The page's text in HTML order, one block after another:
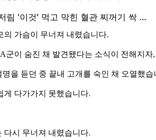
가슴이 무너져 내렸습니다.
이 숨진 채 발견됐다는 소식이 전해지
을 듣던 중 끝내 고개를 숙인 채 오열했습
게 다가가지 못했습니다.
다시 무너져 내렸습니다.